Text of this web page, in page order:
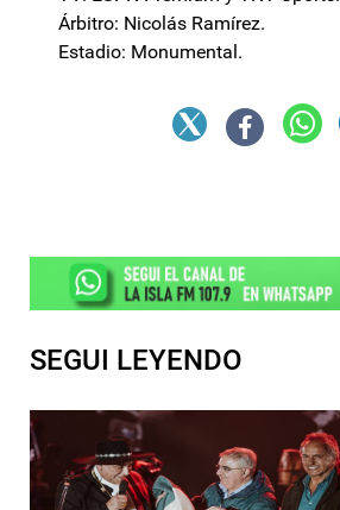
Árbitro: Nicolás Ramírez.
Estadio: Monumental.
SEGUI LEYENDO